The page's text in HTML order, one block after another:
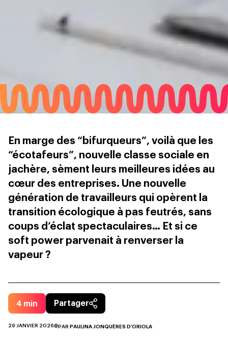
En marge des “bifurqueurs”, voilà que les
“écotafeurs”, nouvelle classe sociale en
jachère, sèment leurs meilleures idées au
cœur des entreprises. Une nouvelle
génération de travailleurs qui opèrent la
transition écologique à pas feutrés, sans
coups d’éclat spectaculaires… Et si ce
soft power parvenait à renverser la
vapeur ?
4 min Partager
29 JANVIER 2026 PAR PAULINA JONQUÈRES D'ORIOLA